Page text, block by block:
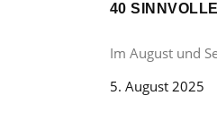
40
Im August und
5. August 2025